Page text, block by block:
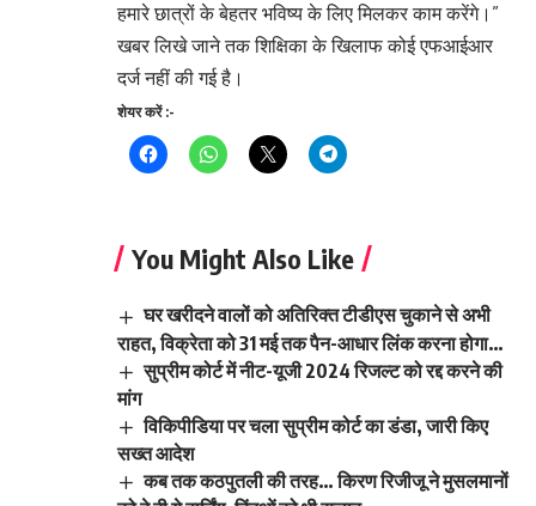
हमारे छात्रों के बेहतर भविष्य के लिए मिलकर काम करेंगे।”
खबर लिखे जाने तक शिक्षिका के खिलाफ कोई एफआईआर
दर्ज नहीं की गई है।
शेयर करें :-
You Might Also Like
घर खरीदने वालों को अतिरिक्त टीडीएस चुकाने से अभी
राहत, विक्रेता को 31 मई तक पैन-आधार लिंक करना होगा…
सुप्रीम कोर्ट में नीट-यूजी 2024 रिजल्ट को रद्द करने की
मांग
विकिपीडिया पर चला सुप्रीम कोर्ट का डंडा, जारी किए
सख्त आदेश
कब तक कठपुतली की तरह… किरण रिजीजू ने मुसलमानों